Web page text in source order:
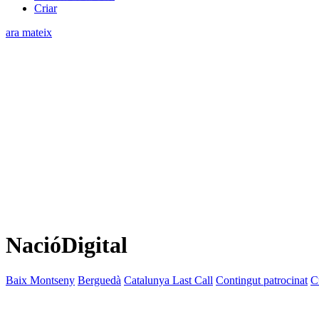
Criar
ara mateix
NacióDigital
Baix Montseny Berguedà Catalunya Last Call Contingut patrocinat